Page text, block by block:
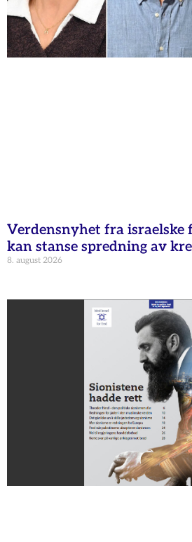
Verdensnyhet fra israelske
kan stanse spredning av
8. august 2026